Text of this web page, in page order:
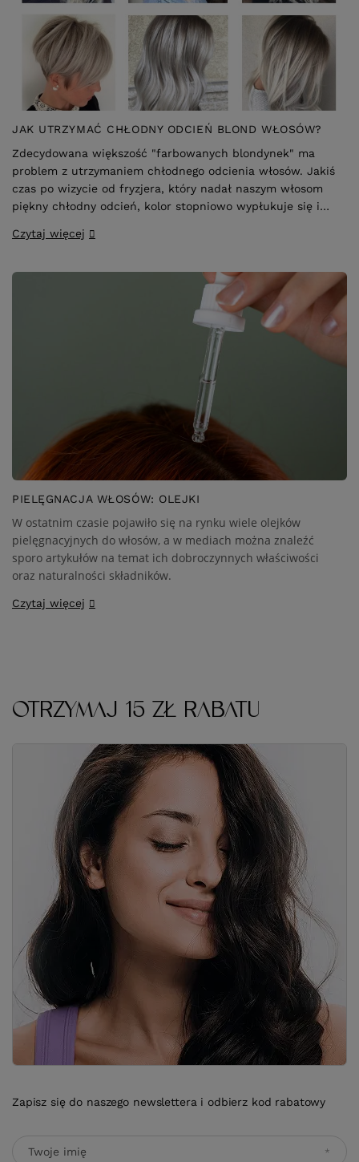
JAK UTRZYMAĆ CHŁODNY ODCIEŃ BLOND WŁOSÓW?
Zdecydowana większość "farbowanych blondynek" ma
problem z utrzymaniem chłodnego odcienia włosów. Jakiś
czas po wizycie od fryzjera, który nadał naszym włosom
piękny chłodny odcień, kolor stopniowo wypłukuje się i
doprowadzając nas do białej gorączki! :O
Czytaj więcej
PIELĘGNACJA WŁOSÓW: OLEJKI
W ostatnim czasie pojawiło się na rynku wiele olejków
pielęgnacyjnych do włosów, a w mediach można znaleźć
sporo artykułów na temat ich dobroczynnych właściwości
oraz naturalności składników.
Czytaj więcej
OTRZYMAJ 15 ZŁ RABATU
Zapisz się do naszego newslettera i odbierz kod rabatowy
Twoje imię